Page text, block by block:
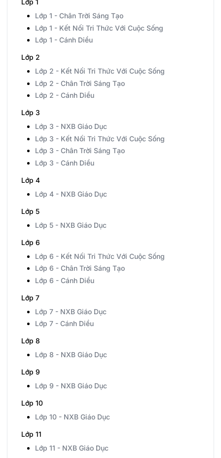
Lớp 1
Lớp 1 - Chân Trời Sáng Tạo
Lớp 1 - Kết Nối Tri Thức Với Cuộc Sống
Lớp 1 - Cánh Diều
Lớp 2
Lớp 2 - Kết Nối Tri Thức Với Cuộc Sống
Lớp 2 - Chân Trời Sáng Tạo
Lớp 2 - Cánh Diều
Lớp 3
Lớp 3 - NXB Giáo Dục
Lớp 3 - Kết Nối Tri Thức Với Cuộc Sống
Lớp 3 - Chân Trời Sáng Tạo
Lớp 3 - Cánh Diều
Lớp 4
Lớp 4 - NXB Giáo Dục
Lớp 5
Lớp 5 - NXB Giáo Dục
Lớp 6
Lớp 6 - Kết Nối Tri Thức Với Cuộc Sống
Lớp 6 - Chân Trời Sáng Tạo
Lớp 6 - Cánh Diều
Lớp 7
Lớp 7 - NXB Giáo Dục
Lớp 7 - Cánh Diều
Lớp 8
Lớp 8 - NXB Giáo Dục
Lớp 9
Lớp 9 - NXB Giáo Dục
Lớp 10
Lớp 10 - NXB Giáo Dục
Lớp 11
Lớp 11 - NXB Giáo Dục